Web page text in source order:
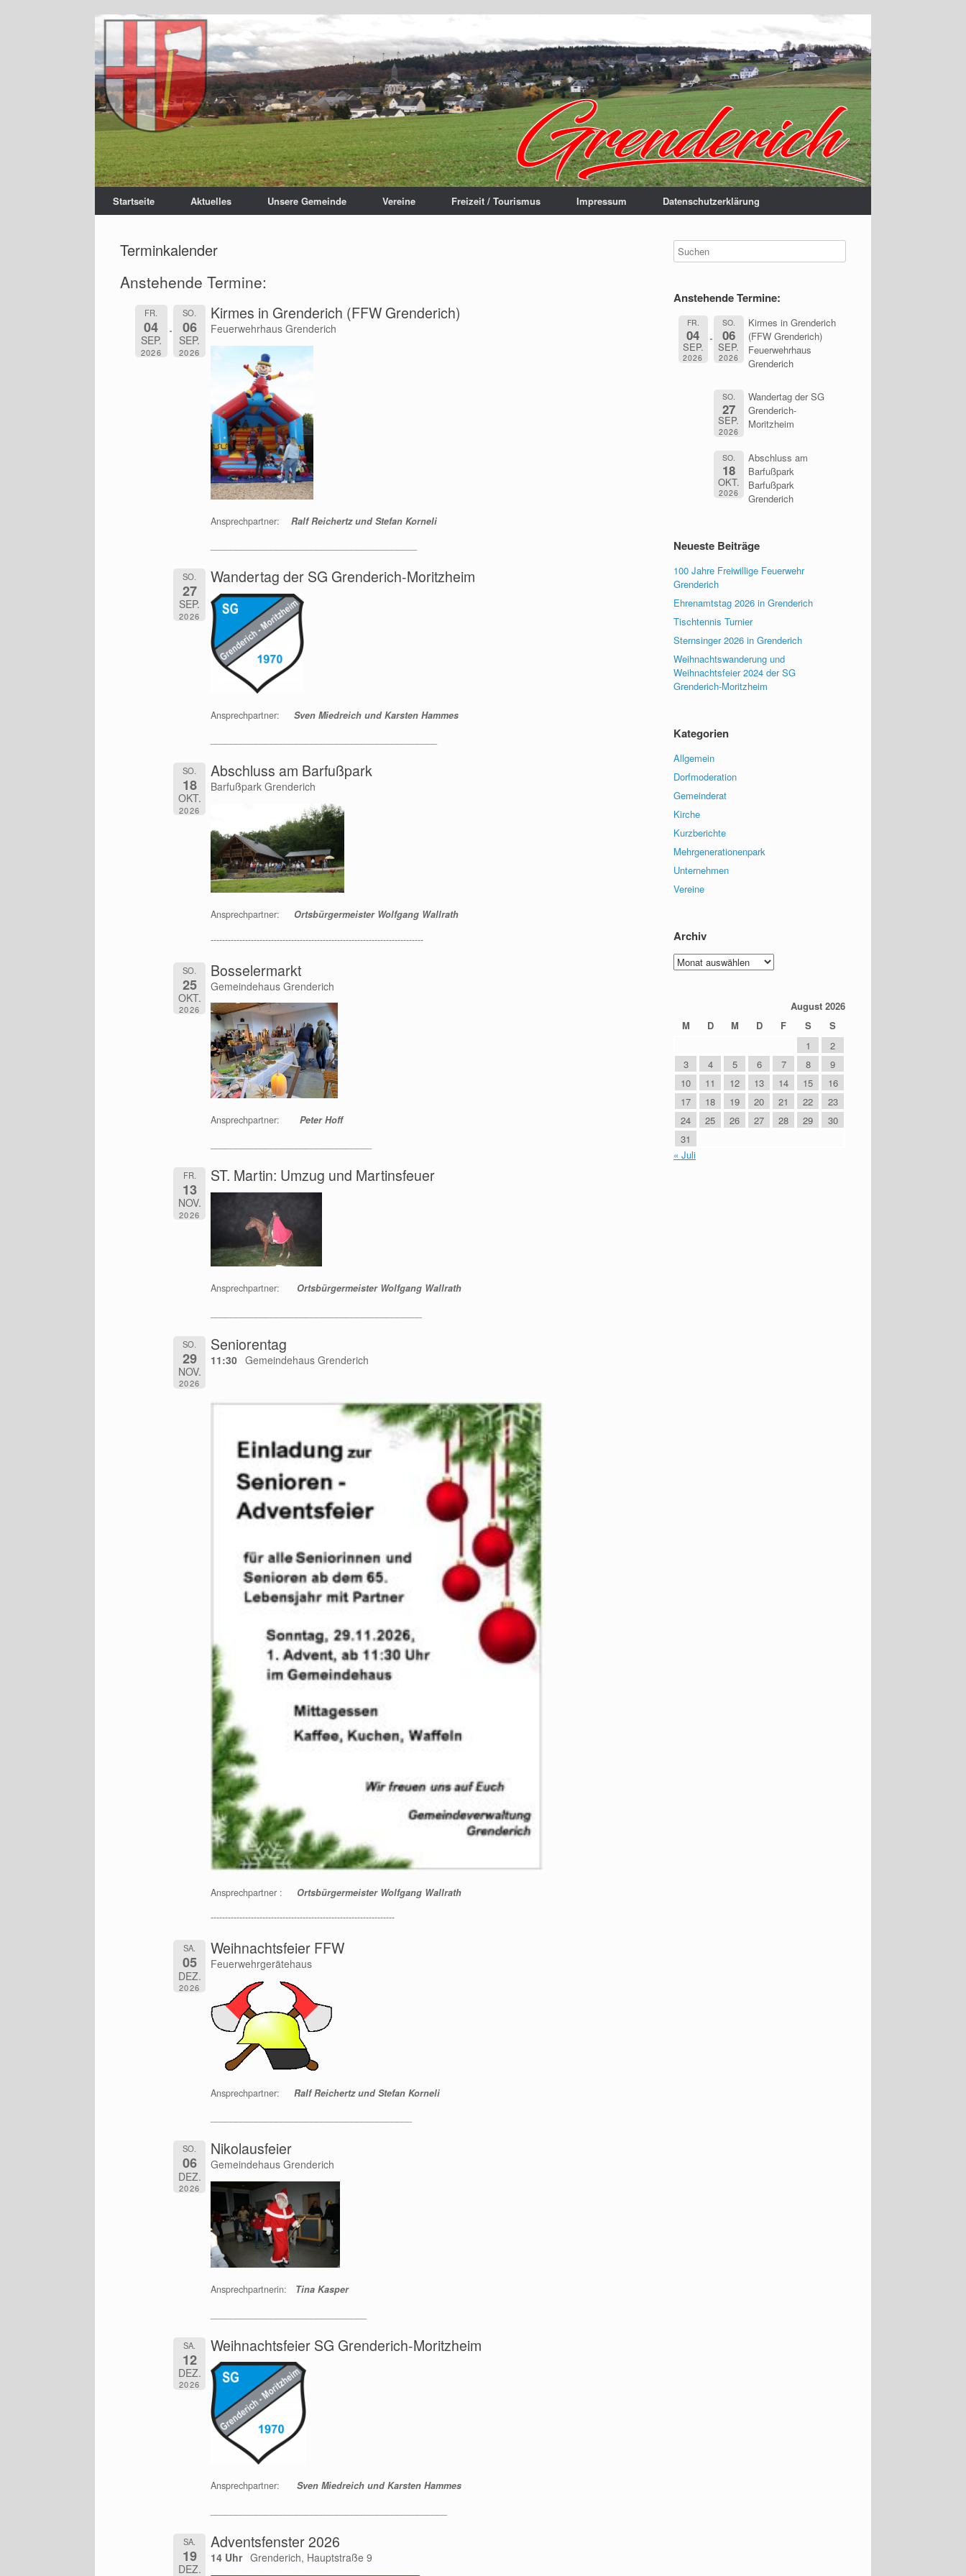
Startseite Aktuelles Unsere Gemeinde Vereine Freizeit / Tourismus Impressum Datenschutzerklärung
Terminkalender
Anstehende Termine:
FR.
04
SEP.
2026
SO.
06
SEP.
2026
Kirmes in Grenderich (FFW Grenderich)
Feuerwehrhaus Grenderich
Ansprechpartner:
Ralf Reichertz und Stefan Korneli
SO.
27
SEP.
2026
Wandertag der SG Grenderich-Moritzheim
Ansprechpartner: Sven Miedreich und Karsten Hammes
SO.
18
OKT.
2026
Abschluss am Barfußpark
Barfußpark Grenderich
Ansprechpartner: Ortsbürgermeister Wolfgang Wallrath
--------------------------------------------------------------------------
SO.
25
OKT.
2026
Bosselermarkt
Gemeindehaus Grenderich
Ansprechpartner:
Peter Hoff
FR.
13
NOV.
2026
ST. Martin: Umzug und Martinsfeuer
Ansprechpartner:
Ortsbürgermeister Wolfgang Wallrath
SO.
29
NOV.
2026
Seniorentag
11:30 Gemeindehaus Grenderich
Ansprechpartner :
Ortsbürgermeister Wolfgang Wallrath
----------------------------------------------------------------
SA.
05
DEZ.
2026
Weihnachtsfeier FFW
Feuerwehrgerätehaus
Ansprechpartner:
Ralf Reichertz und Stefan Korneli
SO.
06
DEZ.
2026
Nikolausfeier
Gemeindehaus Grenderich
Ansprechpartnerin: Tina Kasper
SA.
12
DEZ.
2026
Weihnachtsfeier SG Grenderich-Moritzheim
Ansprechpartner:
Sven Miedreich und Karsten Hammes
SA.
19
DEZ.
Adventsfenster 2026
14 Uhr Grenderich, Hauptstraße 9
Anstehende Termine:
FR.
04
SEP.
2026
SO.
06
SEP.
2026
Kirmes in Grenderich
(FFW Grenderich)
Feuerwehrhaus
Grenderich
SO.
27
SEP.
2026
Wandertag der SG
Grenderich-
Moritzheim
SO.
18
OKT.
2026
Abschluss am
Barfußpark
Barfußpark
Grenderich
Neueste Beiträge
100 Jahre Freiwillige Feuerwehr
Grenderich
Ehrenamtstag 2026 in Grenderich
Tischtennis Turnier
Sternsinger 2026 in Grenderich
Weihnachtswanderung und
Weihnachtsfeier 2024 der SG
Grenderich-Moritzheim
Kategorien
Allgemein
Dorfmoderation
Gemeinderat
Kirche
Kurzberichte
Mehrgenerationenpark
Unternehmen
Vereine
Archiv
Archiv
August 2026
M
D M D F S
S
1
2
3
4 5 6 7 8
9
10
11 12 13 14 15
16
17
18 19 20 21 22
23
24
25 26 27 28 29
30
31
« Juli